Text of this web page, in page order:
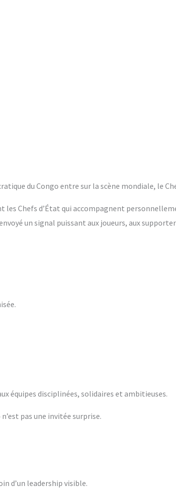
du Congo entre sur la scène mondiale, le
les Chefs d’État qui accompagnent
un signal puissant aux joueurs, aux
équipes disciplinées, solidaires et ambitieuses.
pas une invitée surprise.
d’un leadership visible.